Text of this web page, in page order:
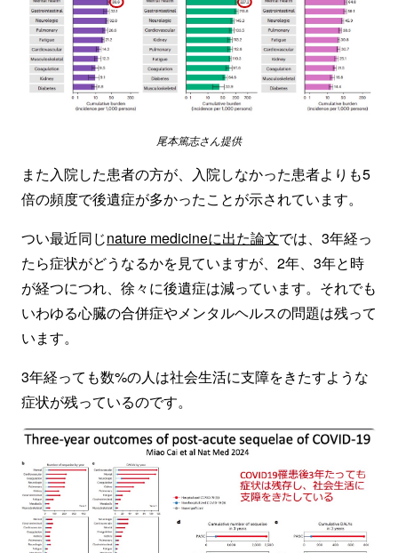
尾本篤志さん提供
また入院した患者の方が、入院しなかった患者よりも5
倍の頻度で後遺症が多かったことが示されています。
つい最近同じnature medicineに出た論文では、3年経っ
たら症状がどうなるかを見ていますが、2年、3年と時
が経つにつれ、徐々に後遺症は減っています。それでも
いわゆる心臓の合併症やメンタルヘルスの問題は残って
います。
3年経っても数%の人は社会生活に支障をきたすような
症状が残っているのです。